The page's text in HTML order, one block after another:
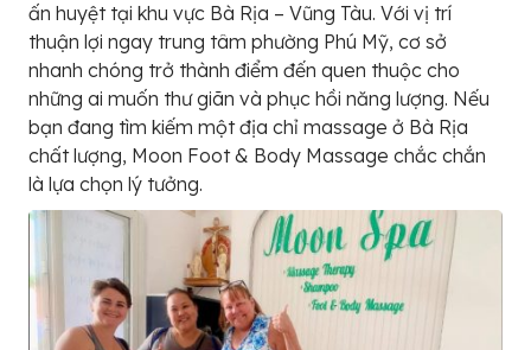
ấn huyệt tại khu vực Bà Rịa – Vũng Tàu. Với vị trí
thuận lợi ngay trung tâm phường Phú Mỹ, cơ sở
nhanh chóng trở thành điểm đến quen thuộc cho
những ai muốn thư giãn và phục hồi năng lượng. Nếu
bạn đang tìm kiếm một địa chỉ massage ở Bà Rịa
chất lượng, Moon Foot & Body Massage chắc chắn
là lựa chọn lý tưởng.